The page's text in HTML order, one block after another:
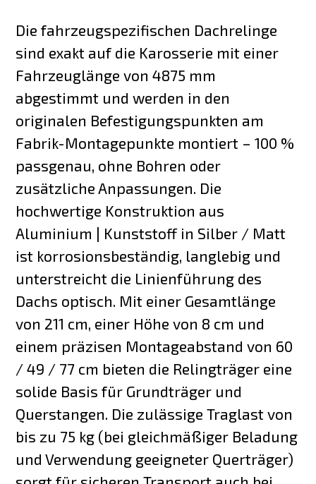
Die fahrzeugspezifischen Dachrelinge
sind exakt auf die Karosserie mit einer
Fahrzeuglänge von 4875 mm
abgestimmt und werden in den
originalen Befestigungspunkten am
Fabrik-Montagepunkte montiert – 100 %
passgenau, ohne Bohren oder
zusätzliche Anpassungen. Die
hochwertige Konstruktion aus
Aluminium | Kunststoff in Silber / Matt
ist korrosionsbeständig, langlebig und
unterstreicht die Linienführung des
Dachs optisch. Mit einer Gesamtlänge
von 211 cm, einer Höhe von 8 cm und
einem präzisen Montageabstand von 60
/ 49 / 77 cm bieten die Relingträger eine
solide Basis für Grundträger und
Querstangen. Die zulässige Traglast von
bis zu 75 kg (bei gleichmäßiger Beladung
und Verwendung geeigneter Querträger)